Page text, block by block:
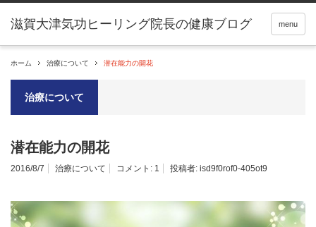
滋賀大津気功ヒーリング院長の健康ブログ menu
ホーム 治療について 潜在能力の開花
治療について
潜在能力の開花
2016/8/7 治療について コメント: 1 投稿者: isd9f0rof0-405ot9